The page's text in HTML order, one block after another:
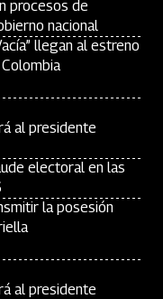
procesos de
nacional
llegan al estreno
al presidente
electoral en las
la posesión
al presidente